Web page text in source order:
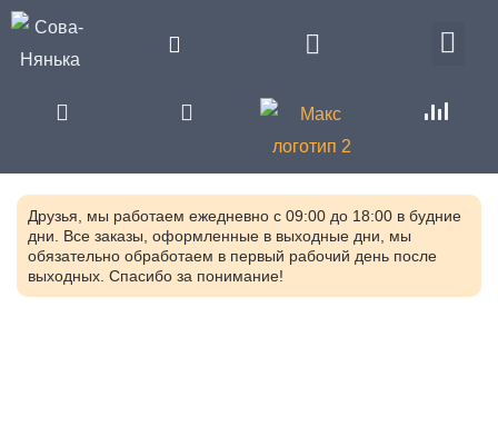
Друзья, мы работаем ежедневно с 09:00 до 18:00 в будние
дни. Все заказы, оформленные в выходные дни, мы
обязательно обработаем в первый рабочий день после
выходных. Спасибо за понимание!